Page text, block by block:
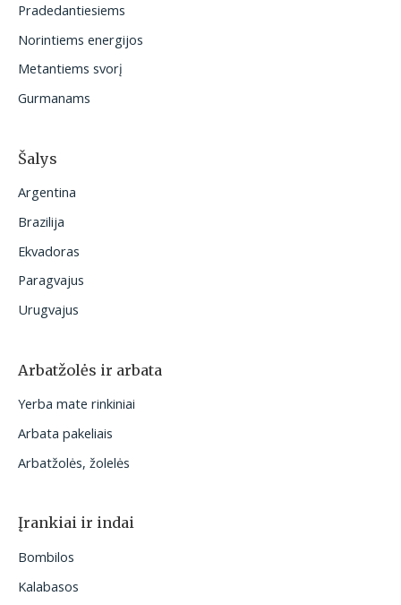
:
Pradedantiesiems
Norintiems energijos
Metantiems svorį
Gurmanams
Šalys
Argentina
Brazilija
Ekvadoras
Paragvajus
Urugvajus
Arbatžolės ir arbata
Yerba mate rinkiniai
Arbata pakeliais
Arbatžolės, žolelės
Įrankiai ir indai
Bombilos
Kalabasos